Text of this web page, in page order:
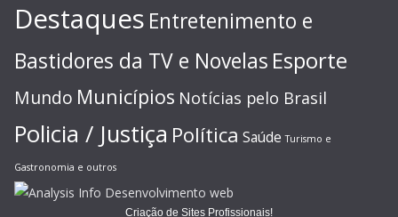
Destaques Entretenimento e
Bastidores da TV e Novelas Esporte
Mundo Municípios Notícias pelo Brasil
Policia / Justiça Política Saúde Turismo e
Gastronomia e outros
Criação de Sites Profissionais!